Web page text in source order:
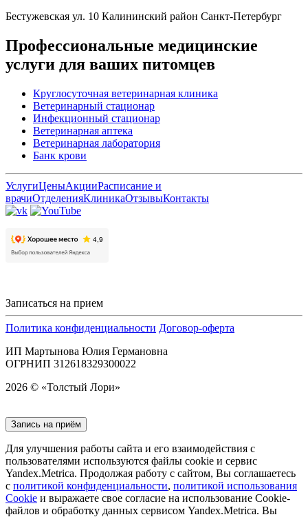
Бестужевская ул. 10 Калининский район Санкт-Петербург
Профессиональные медицинские
услуги для ваших питомцев
Круглосуточная ветеринарная клиника
Ветеринарный стационар
Инфекционный стационар
Ветеринарная аптека
Ветеринарная лаборатория
Банк крови
УслугиЦеныАкцииРасписание и
врачиОтделенияКлиникаОтзывыКонтакты
Записаться на прием
Политика конфиденциальности Договор-оферта
ИП Мартынова Юлия Германовна
ОГРНИП 312618329300022
2026 © «Толстый Лори»
Запись на приём
Для улучшения работы сайта и его взаимодействия с
пользователями используются файлы cookie и сервис
Yandex.Metrica. Продолжая работу с сайтом, Вы соглашаетесь
с политикой конфиденциальности, политикой использования
Cookie и выражаете свое согласие на использование Cookie-
файлов и обработку данных сервисом Yandex.Metrica. Вы